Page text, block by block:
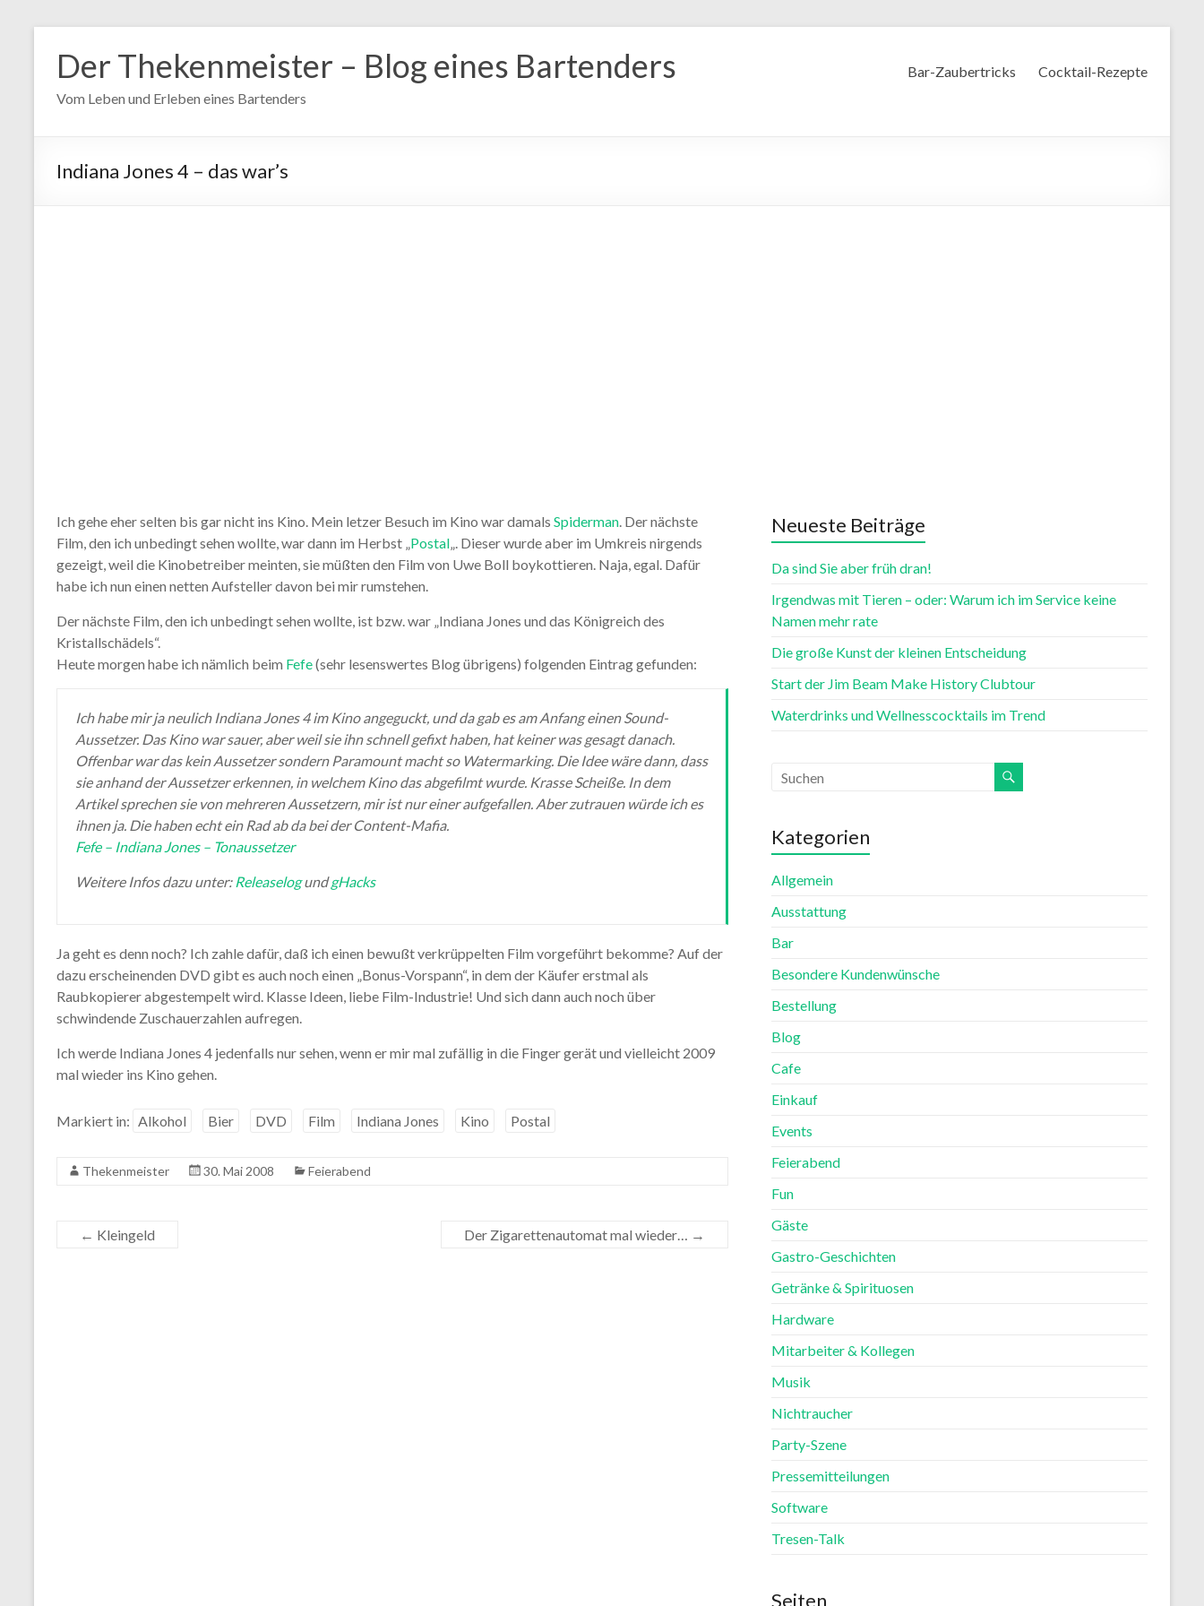
Inhalt
springen
Der Thekenmeister – Blog eines Bartenders
Vom Leben und Erleben eines Bartenders
Bar-Zaubertricks Cocktail-Rezepte
Indiana Jones 4 – das war’s
Ich gehe eher selten bis gar nicht ins Kino. Mein letzer Besuch im Kino war damals Spiderman. Der nächste
Film, den ich unbedingt sehen wollte, war dann im Herbst „Postal„. Dieser wurde aber im Umkreis nirgends
gezeigt, weil die Kinobetreiber meinten, sie müßten den Film von Uwe Boll boykottieren. Naja, egal. Dafür
habe ich nun einen netten Aufsteller davon bei mir rumstehen.
Der nächste Film, den ich unbedingt sehen wollte, ist bzw. war „Indiana Jones und das Königreich des
Kristallschädels“.
Heute morgen habe ich nämlich beim Fefe(sehr lesenswertes Blog übrigens) folgenden Eintrag gefunden:
Ich habe mir ja neulich Indiana Jones 4 im Kino angeguckt, und da gab es am Anfang einen Sound-
Aussetzer. Das Kino war sauer, aber weil sie ihn schnell gefixt haben, hat keiner was gesagt danach.
Offenbar war das kein Aussetzer sondern Paramount macht so Watermarking. Die Idee wäre dann, dass
sie anhand der Aussetzer erkennen, in welchem Kino das abgefilmt wurde. Krasse Scheiße. In dem
Artikel sprechen sie von mehreren Aussetzern, mir ist nur einer aufgefallen. Aber zutrauen würde ich es
ihnen ja. Die haben echt ein Rad ab da bei der Content-Mafia.
Fefe – Indiana Jones – Tonaussetzer
Weitere Infos dazu unter: ReleaselogundgHacks
Ja geht es denn noch? Ich zahle dafür, daß ich einen bewußt verkrüppelten Film vorgeführt bekomme? Auf der
dazu erscheinenden DVD gibt es auch noch einen „Bonus-Vorspann“, in dem der Käufer erstmal als
Raubkopierer abgestempelt wird. Klasse Ideen, liebe Film-Industrie! Und sich dann auch noch über
schwindende Zuschauerzahlen aufregen.
Ich werde Indiana Jones 4 jedenfalls nur sehen, wenn er mir mal zufällig in die Finger gerät und vielleicht 2009
mal wieder ins Kino gehen.
Markiert in: Alkohol Bier DVD Film Indiana Jones Kino Postal
Thekenmeister 30. Mai 2008 Feierabend
← Kleingeld Der Zigarettenautomat mal wieder… →
Neueste Beiträge
Da sind Sie aber früh dran!
Irgendwas mit Tieren – oder: Warum ich im Service keine
Namen mehr rate
Die große Kunst der kleinen Entscheidung
Start der Jim Beam Make History Clubtour
Waterdrinks und Wellnesscocktails im Trend
Kategorien
Allgemein
Ausstattung
Bar
Besondere Kundenwünsche
Bestellung
Blog
Cafe
Einkauf
Events
Feierabend
Fun
Gäste
Gastro-Geschichten
Getränke & Spirituosen
Hardware
Mitarbeiter & Kollegen
Musik
Nichtraucher
Party-Szene
Pressemitteilungen
Software
Tresen-Talk
Seiten